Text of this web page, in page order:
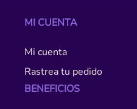
MI CUENTA
Mi cuenta
Rastrea tu pedido
BENEFICIOS